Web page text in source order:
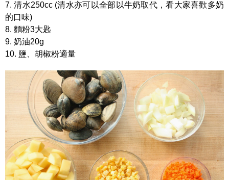
7. 清水250cc (清水亦可以全部以牛奶取代，看大家喜歡多奶
的口味)
8. 麵粉3大匙
9. 奶油20g
10. 鹽、胡椒粉適量